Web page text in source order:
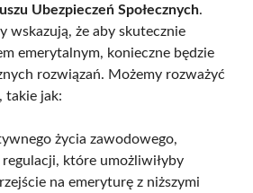
Ubezpieczeń Społecznych.
wskazują, że aby skutecznie
emerytalnym, konieczne będzie
rozwiązań. Możemy rozważyć
takie jak:
życia zawodowego,
które umożliwiłyby
na emeryturę z niższymi